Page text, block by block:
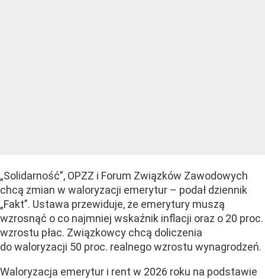
„Solidarność”, OPZZ i Forum Związków Zawodowych
chcą zmian w waloryzacji emerytur – podał dziennik
„Fakt”. Ustawa przewiduje, że emerytury muszą
wzrosnąć o co najmniej wskaźnik inflacji oraz o 20 proc.
wzrostu płac. Związkowcy chcą doliczenia
do waloryzacji 50 proc. realnego wzrostu wynagrodzeń.
Waloryzacja emerytur i rent w 2026 roku na podstawie